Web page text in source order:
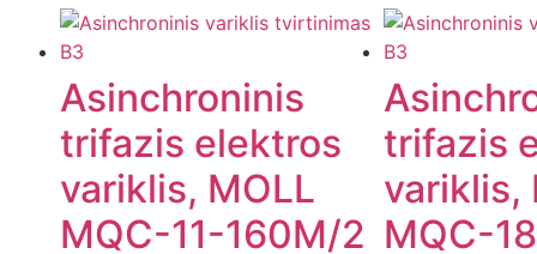
Asinchroninis
trifazis elektros
variklis, MOLL
MQC-11-160M/2
trifazis
variklis,
MQC-